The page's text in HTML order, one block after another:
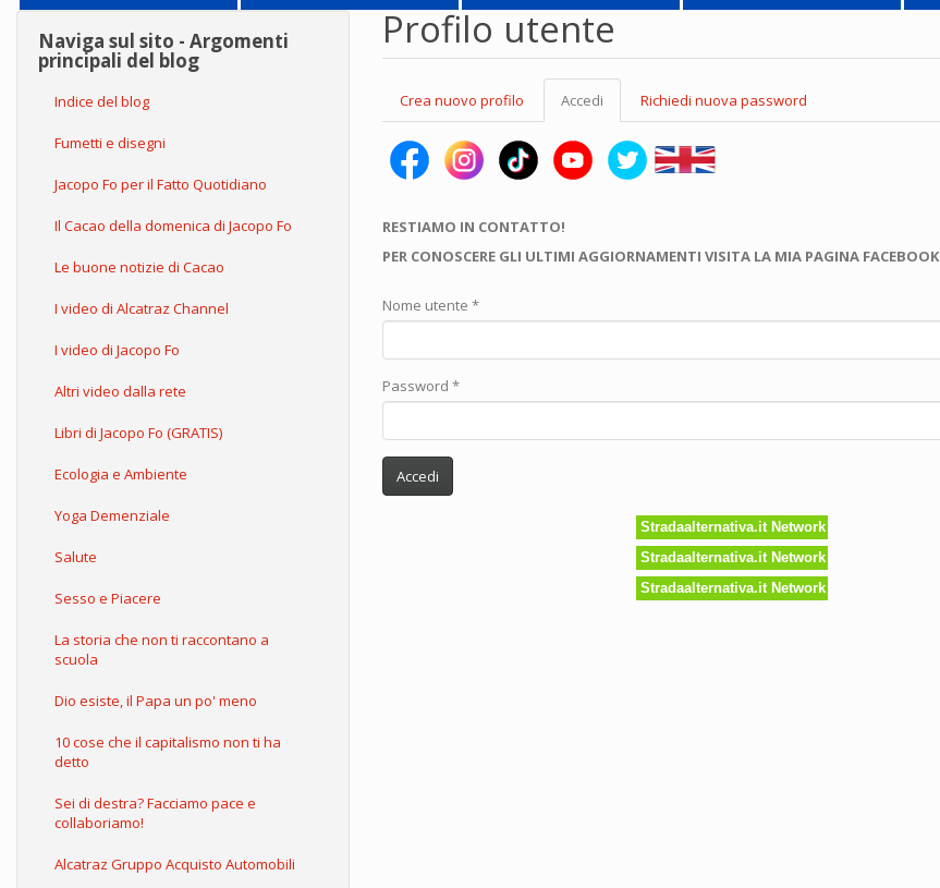
Naviga sul sito - Argomenti
principali del blog
Indice del blog
Fumetti e disegni
Jacopo Fo per il Fatto Quotidiano
Il Cacao della domenica di Jacopo Fo
Le buone notizie di Cacao
I video di Alcatraz Channel
I video di Jacopo Fo
Altri video dalla rete
Libri di Jacopo Fo (GRATIS)
Ecologia e Ambiente
Yoga Demenziale
Salute
Sesso e Piacere
La storia che non ti raccontano a
scuola
Dio esiste, il Papa un po' meno
10 cose che il capitalismo non ti ha
detto
Sei di destra? Facciamo pace e
collaboriamo!
Alcatraz Gruppo Acquisto Automobili
Profilo utente
primarie
Crea nuovo profilo Accedi (scheda
attiva)
Richiedi nuova password
RESTIAMO IN CONTATTO!
PER CONOSCERE GLI ULTIMI AGGIORNAMENTI VISITA LA MIA PAGINA FACEBOOK
Nome utente *
Password *
Accedi
Stradaalternativa.it Network
Stradaalternativa.it Network
Stradaalternativa.it Network